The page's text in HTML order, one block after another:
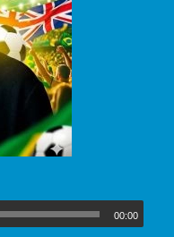
00:00